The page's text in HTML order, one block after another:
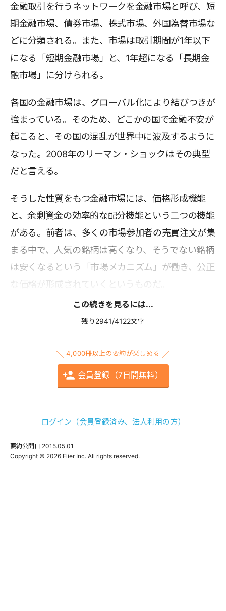
金融取引を行うネットワークを金融市場と呼び、短
期金融市場、債券市場、株式市場、外国為替市場な
どに分類される。また、市場は取引期間が1年以下
になる「短期金融市場」と、1年超になる「長期金
融市場」に分けられる。
各国の金融市場は、グローバル化により結びつきが
強まっている。そのため、どこかの国で金融不安が
起こると、その国の混乱が世界中に波及するように
なった。2008年のリーマン・ショックはその典型
だと言える。
そうした性質をもつ金融市場には、価格形成機能
と、余剰資金の効率的な配分機能という二つの機能
がある。前者は、多くの市場参加者の売買注文が集
まる中で、人気の銘柄は高くなり、そうでない銘柄
は安くなるという「市場メカニズム」が働き、公正
な価格が形成されていくというものだ。
この続きを見るには...
残り2941/4122文字
4,000冊以上の要約が楽しめる
会員登録（7日間無料）
ログイン（会員登録済み、法人利用の方）
要約公開日 2015.05.01